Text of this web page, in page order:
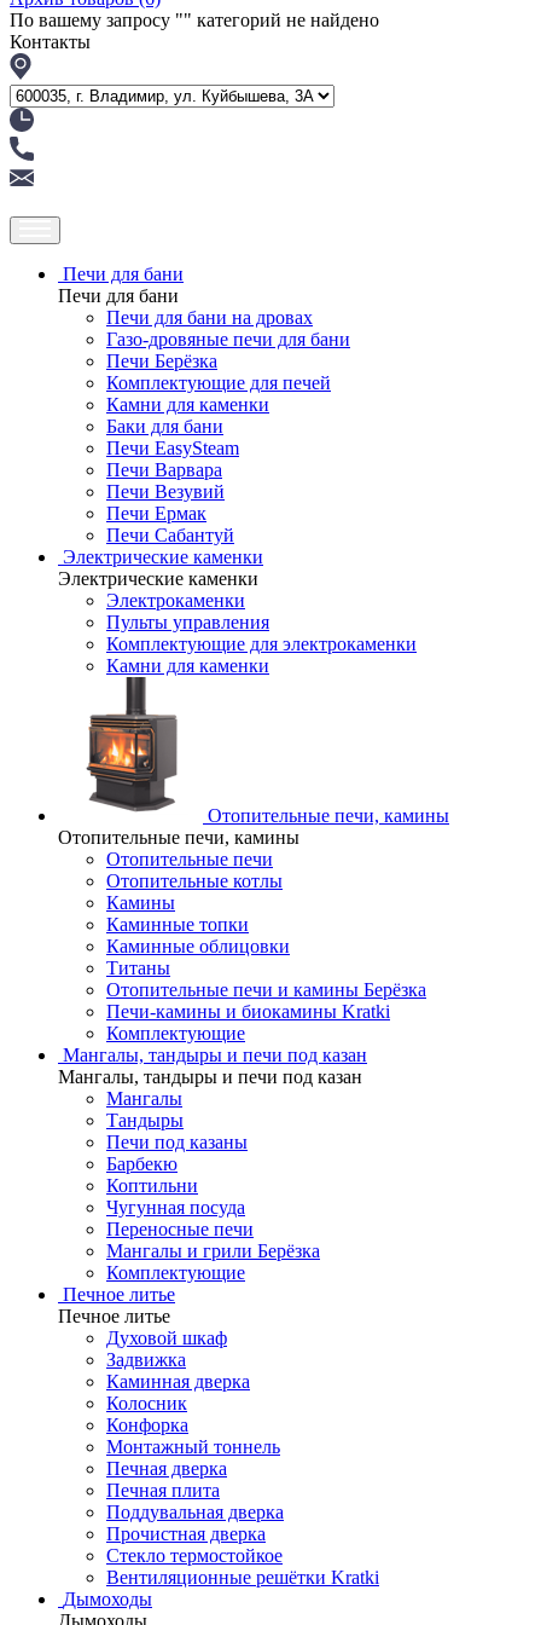
По вашему запросу "" категорий не найдено
Контакты
Печи для бани
Печи для бани
Печи для бани на дровах
Газо-дровяные печи для бани
Печи Берёзка
Комплектующие для печей
Камни для каменки
Баки для бани
Печи EasySteam
Печи Варвара
Печи Везувий
Печи Ермак
Печи Сабантуй
Электрические каменки
Электрические каменки
Электрокаменки
Пульты управления
Комплектующие для электрокаменки
Камни для каменки
Отопительные печи, камины
Отопительные печи, камины
Отопительные печи
Отопительные котлы
Камины
Каминные топки
Каминные облицовки
Титаны
Отопительные печи и камины Берёзка
Печи-камины и биокамины Kratki
Комплектующие
Мангалы, тандыры и печи под казан
Мангалы, тандыры и печи под казан
Мангалы
Тандыры
Печи под казаны
Барбекю
Коптильни
Чугунная посуда
Переносные печи
Мангалы и грили Берёзка
Комплектующие
Печное литье
Печное литье
Духовой шкаф
Задвижка
Каминная дверка
Колосник
Конфорка
Монтажный тоннель
Печная дверка
Печная плита
Поддувальная дверка
Прочистная дверка
Стекло термостойкое
Вентиляционные решётки Kratki
Дымоходы
Дымоходы